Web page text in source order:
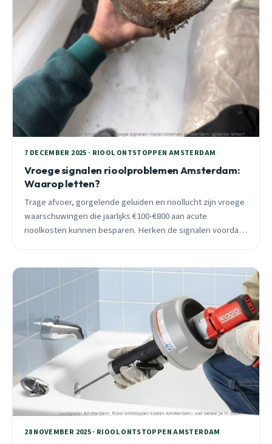
7 DECEMBER 2025 · RIOOL ONTSTOPPEN AMSTERDAM
Vroege signalen rioolproblemen Amsterdam:
Waarop letten?
Trage afvoer, gorgelende geluiden en rioollucht zijn vroege
waarschuwingen die jaarlijks €100-€800 aan acute
rioolkosten kunnen besparen. Herken de signalen voordat
28 NOVEMBER 2025 · RIOOL ONTSTOPPEN AMSTERDAM